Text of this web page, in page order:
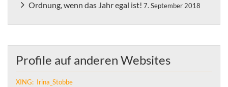
Ordnung, wenn das Jahr egal ist! 7. September 2018
Profile auf anderen Websites
XING: Irina_Stobbe